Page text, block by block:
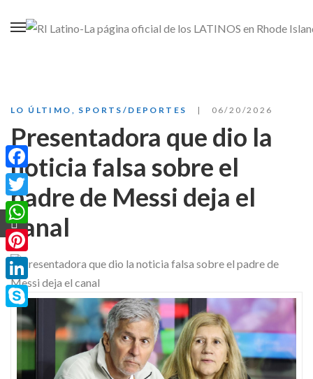
LO ÚLTIMO SPORTS/DEPORTES 06/20/2026
Presentadora que dio la
noticia falsa sobre el
padre de Messi deja el
canal
Facebook
Twitter
WhatsApp
Pinterest
LinkedIn
Skype